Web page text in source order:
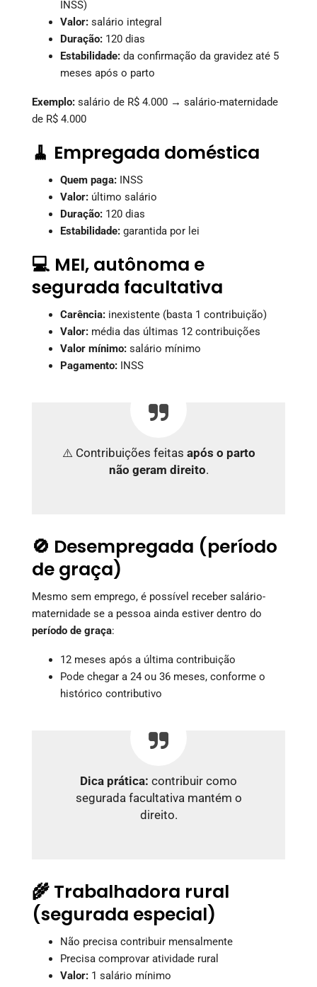
INSS)
Valor: salário integral
Duração: 120 dias
Estabilidade: da confirmação da gravidez até 5
meses após o parto
Exemplo: salário de R$ 4.000 → salário-maternidade
de R$ 4.000
🧹 Empregada doméstica
Quem paga: INSS
Valor: último salário
Duração: 120 dias
Estabilidade: garantida por lei
💻 MEI, autônoma e
segurada facultativa
Carência: inexistente (basta 1 contribuição)
Valor: média das últimas 12 contribuições
Valor mínimo: salário mínimo
Pagamento: INSS
⚠️ Contribuições feitas após o parto
não geram direito.
🚫 Desempregada (período
de graça)
Mesmo sem emprego, é possível receber salário-
maternidade se a pessoa ainda estiver dentro do
período de graça:
12 meses após a última contribuição
Pode chegar a 24 ou 36 meses, conforme o
histórico contributivo
Dica prática: contribuir como
segurada facultativa mantém o
direito.
🌾 Trabalhadora rural
(segurada especial)
Não precisa contribuir mensalmente
Precisa comprovar atividade rural
Valor: 1 salário mínimo